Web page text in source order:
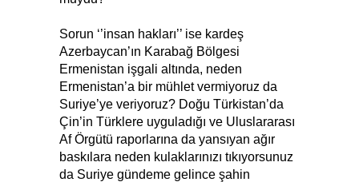
Sorun ‘’insan hakları’’ ise kardeş
Azerbaycan’ın Karabağ Bölgesi
Ermenistan işgali altında, neden
Ermenistan’a bir mühlet vermiyoruz da
Suriye’ye veriyoruz? Doğu Türkistan’da
Çin’in Türklere uyguladığı ve Uluslararası
Af Örgütü raporlarına da yansıyan ağır
baskılara neden kulaklarınızı tıkıyorsunuz
da Suriye gündeme gelince şahin